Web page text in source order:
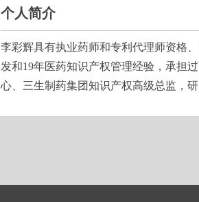
个人简介
李彩辉具有执业药师和专利代理师资格
发和19年医药知识产权管理经验，承担
心、三生制药集团知识产权高级总监，